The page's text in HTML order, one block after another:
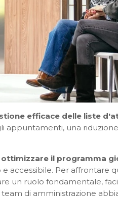
efficace delle liste
appuntamenti, una
ottimizzare il programma
accessibile. Per affrontare
un ruolo fondamentale,
di amministrazione